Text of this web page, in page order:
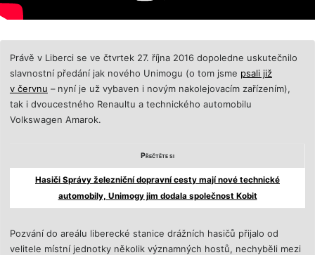
Právě v Liberci se ve čtvrtek 27. října 2016 dopoledne uskutečnilo
slavnostní předání jak nového Unimogu (o tom jsme psali již
v červnu – nyní je už vybaven i novým nakolejovacím zařízením),
tak i dvoucestného Renaultu a technického automobilu
Volkswagen Amarok.
Přečtěte si
Hasiči Správy železniční dopravní cesty mají nové technické
automobily, Unimogy jim dodala společnost Kobit
Pozvání do areálu liberecké stanice drážních hasičů přijalo od
velitele místní jednotky několik významných hostů, nechyběli mezi